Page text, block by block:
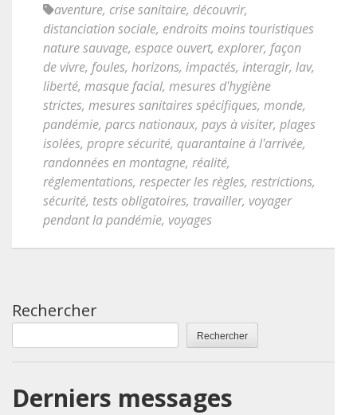
aventure, crise sanitaire, découvrir,
distanciation sociale, endroits moins touristiques
nature sauvage, espace ouvert, explorer, façon
de vivre, foules, horizons, impactés, interagir, lav,
liberté, masque facial, mesures d'hygiène
strictes, mesures sanitaires spécifiques, monde,
pandémie, parcs nationaux, pays à visiter, plages
isolées, propre sécurité, quarantaine à l'arrivée,
randonnées en montagne, réalité,
réglementations, respecter les règles, restrictions,
sécurité, tests obligatoires, travailler, voyager
pendant la pandémie, voyages
Rechercher
Rechercher
Derniers messages